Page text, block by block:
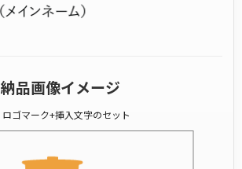
納品画像イメージ
ロゴマーク+挿入文字のセット